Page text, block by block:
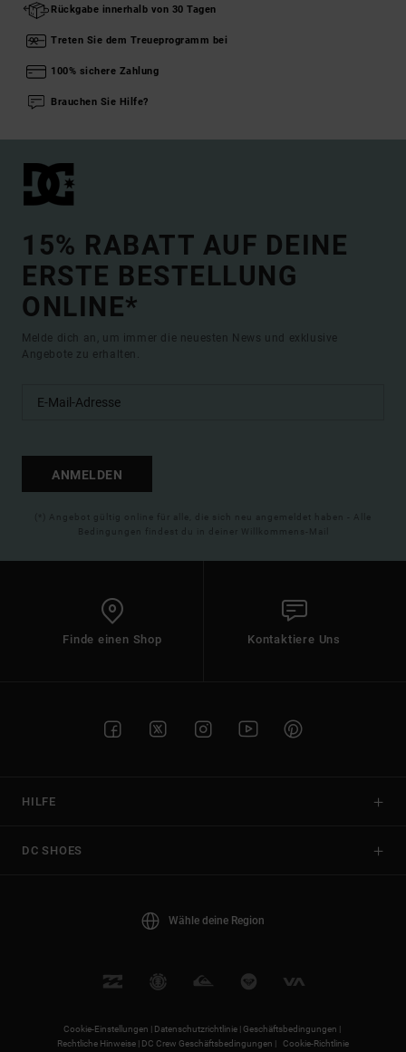
Rückgabe innerhalb von 30 Tagen
Treten Sie dem Treueprogramm bei
100% sichere Zahlung
Brauchen Sie Hilfe?
15% RABATT AUF DEINE
ERSTE BESTELLUNG
ONLINE*
Melde dich an, um immer die neuesten News und exklusive
Angebote zu erhalten.
ANMELDEN
(*) Angebot gültig online für alle, die sich neu angemeldet haben - Alle
Bedingungen findest du in deiner Willkommens-Mail
Finde einen Shop Kontaktiere Uns
HILFE
DC SHOES
Wähle deine Region
Cookie-Einstellungen | Datenschutzrichtlinie | Geschäftsbedingungen |
Rechtliche Hinweise |
DC Crew Geschäftsbedingungen | Cookie-Richtlinie